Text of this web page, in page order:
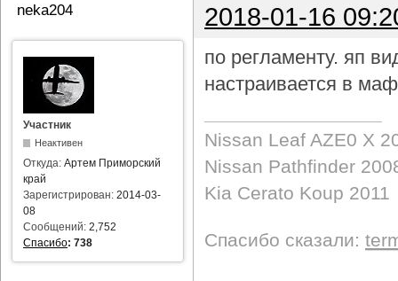
neka204 2018-01-16
Участник
Неактивен
Откуда: Артем Приморский
край
Зарегистрирован: 2014-03-
08
Сообщений: 2,752
Спасибо: 738
по регламенту. яп
настраивается в
Nissan Leaf AZE0 X
Nissan Pathfinder
Kia Cerato Koup 2011
Спасибо сказали: